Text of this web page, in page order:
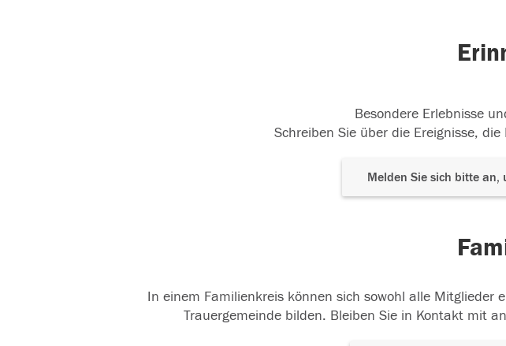
Besondere Erlebnisse
Schreiben Sie über die Ereignisse,
Melden Sie sich bitte an,
In einem Familienkreis können sich sowohl alle
Trauergemeinde bilden. Bleiben Sie in Kontakt mit